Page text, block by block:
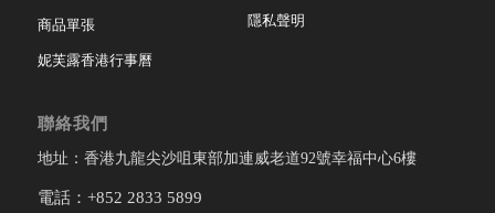
商品單張
妮芙露香港行事曆
隱私聲明
聯絡我們
地址：香港九龍尖沙咀東部加連威老道92號幸福中心6樓
電話：+852 2833 5899